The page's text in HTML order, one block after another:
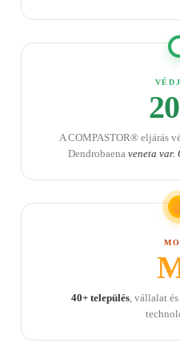
A COMPASTOR® eljárás
Dendrobaena veneta var.
40+ település, vállalat